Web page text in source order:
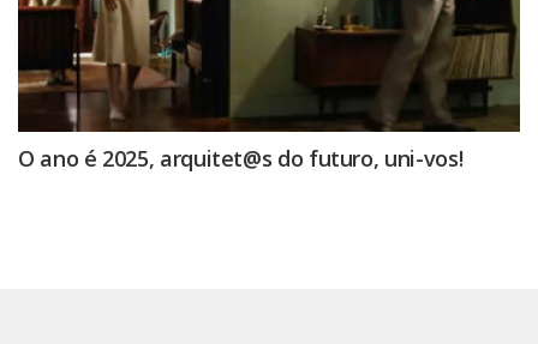
O ano é 2025, arquitet@s do futuro, uni-vos!